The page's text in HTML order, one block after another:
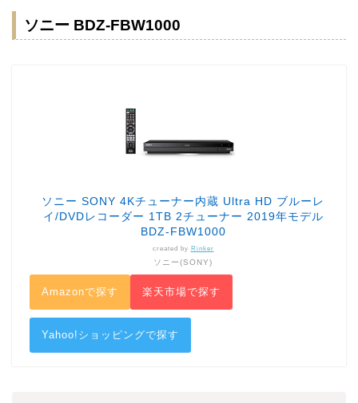
ソニー BDZ-FBW1000
ソニー SONY 4Kチューナー内蔵 Ultra HD ブルーレ
イ/DVDレコーダー 1TB 2チューナー 2019年モデル
BDZ-FBW1000
created by Rinker
ソニー(SONY)
Amazonで探す 楽天市場で探す
Yahoo!ショッピングで探す